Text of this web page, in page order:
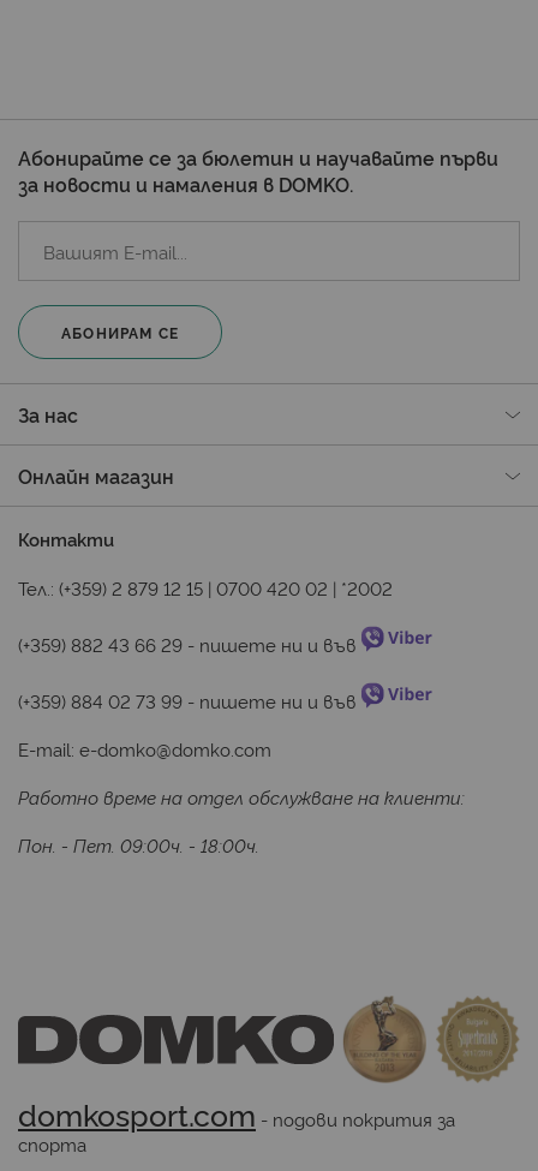
Абонирайте се за бюлетин и научавайте първи
за новости и намаления в DOMKO.
АБОНИРАМ СЕ
За нас
Онлайн магазин
Контакти
Тел.: (+359) 2 879 12 15 | 0700 420 02 | *2002
(+359) 882 43 66 29 - пишете ни и във
(+359) 884 02 73 99 - пишете ни и във
E-mail: e-domko@domko.com
Работно време на отдел обслужване на клиенти:
Пон. - Пет. 09:00ч. - 18:00ч.
domkosport.com - подови покрития за
спорта